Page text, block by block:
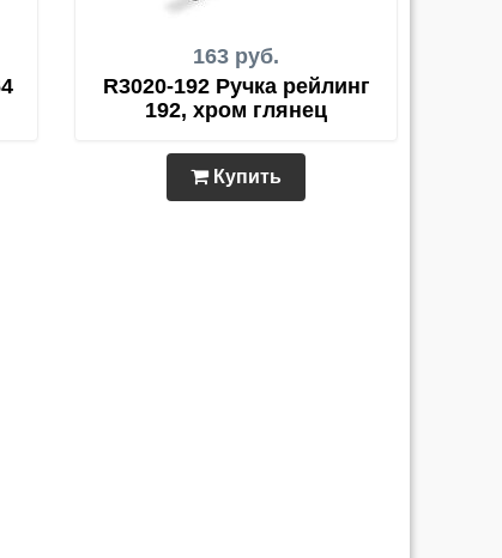
163 руб.
R3020-192 Ручка рейлинг
192, хром глянец
Купить